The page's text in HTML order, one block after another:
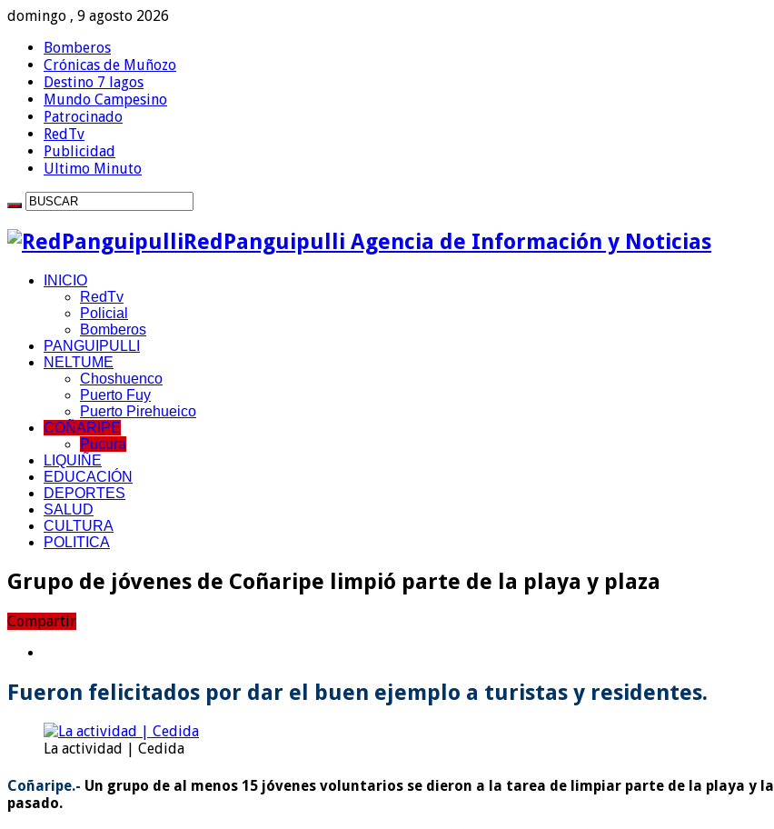
domingo , 9 agosto 2026
Bomberos
Crónicas de Muñozo
Destino 7 lagos
Mundo Campesino
Patrocinado
RedTv
Publicidad
Ultimo Minuto
RedPanguipulli Agencia de Información y Noticias
INICIO
RedTv
Policial
Bomberos
PANGUIPULLI
NELTUME
Choshuenco
Puerto Fuy
Puerto Pirehueico
COÑARIPE
Pucura
LIQUIÑE
EDUCACIÓN
DEPORTES
SALUD
CULTURA
POLITICA
Grupo de jóvenes de Coñaripe limpió parte de la playa y plaza
Compartir
Fueron felicitados por dar el buen ejemplo a turistas y residentes.
La actividad | Cedida
Coñaripe.- Un grupo de al menos 15 jóvenes voluntarios se dieron a la tarea de limpiar parte de la playa y
pasado.